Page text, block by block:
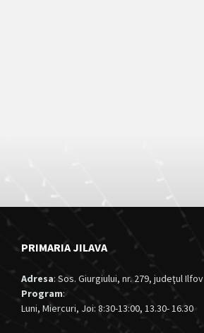
PRIMARIA JILAVA
Adresa: Sos. Giurgiului, nr. 279, judeţul Ilfov
Program:
Luni, Miercuri, Joi: 8:30-13:00, 13.30- 16.30